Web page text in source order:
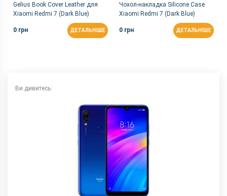
Bluetooth
GPS є
Аудіороз'єм
Характеристики та комплектацію товару виробник може
змінити без повідомлення.
Gelius Book Cover Leather для
Xiaomi Redmi 7 (Dark Blue)
0 грн ДЕТАЛЬНІШЕ
Чохол-накладка Silicone Case
Xiaomi Redmi 7 (Dark Blue)
0 грн ДЕТАЛЬНІШЕ
Ви дивитесь: